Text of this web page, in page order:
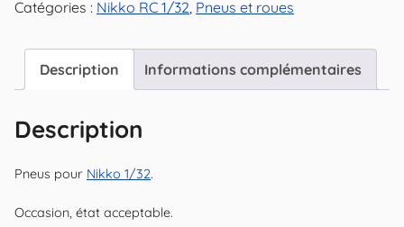
Catégories : Nikko RC 1/32 Pneus et roues
Description Informations complémentaires
Description
Pneus pour Nikko 1/32.
Occasion, état acceptable.